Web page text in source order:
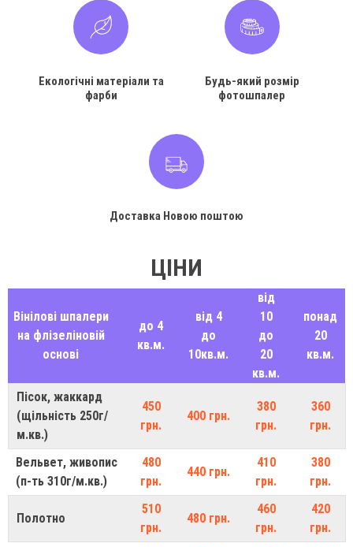
Екологічні матеріали та
фарби
Будь-який розмір
фотошпалер
Доставка Новою поштою
ЦІНИ
Вінілові шпалери
на флізеліновій
основі
до 4
кв.м.
від 4
до
10кв.м.
від
10
до
20
кв.м.
понад
20
кв.м.
Пісок, жаккард
(щільність 250г/
м.кв.)
450
грн.
400 грн.
380
грн.
360
грн.
Вельвет, живопис
(п-ть 310г/м.кв.)
480
грн.
440 грн.
410
грн.
380
грн.
Полотно
510
грн.
480 грн.
460
грн.
420
грн.